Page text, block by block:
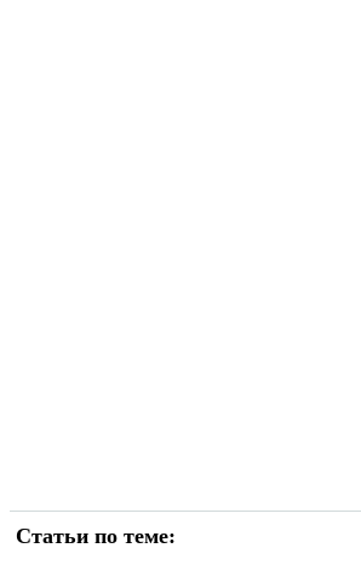
Статьи по теме: